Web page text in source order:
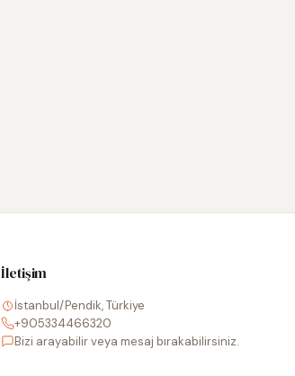
İletişim
İstanbul/Pendik, Türkiye
+905334466320
Bizi arayabilir veya mesaj bırakabilirsiniz.